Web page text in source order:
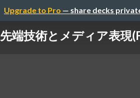
Upgrade to Pro — share decks
先端技術とメディア表現